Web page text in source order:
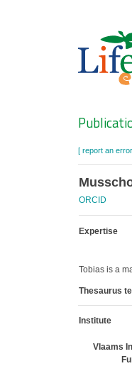
[ report an
ORCID
Expertise
Tobias is a
Thesaurus
Institute
Vlaams